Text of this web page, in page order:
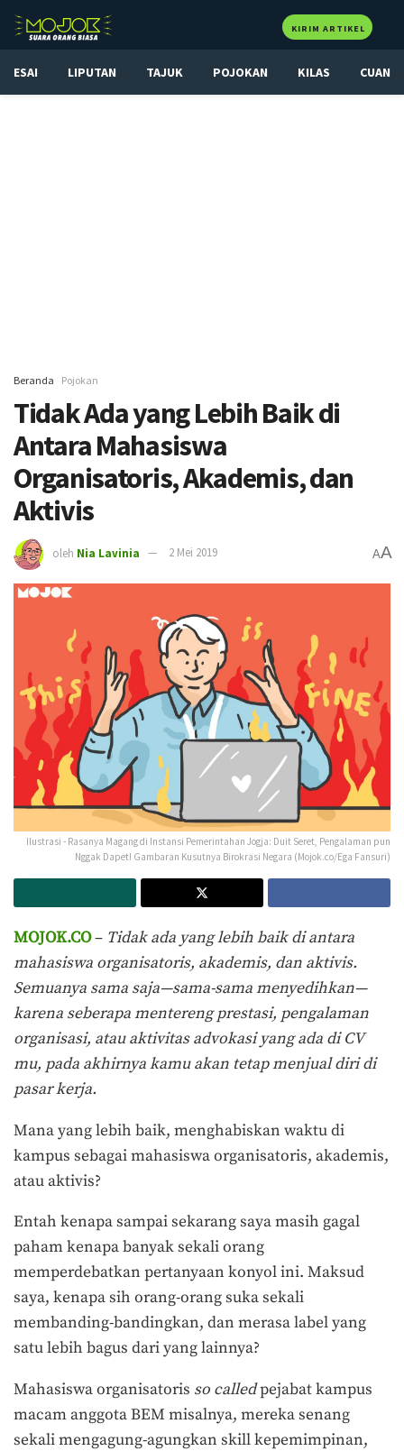
KIRIM ARTIKEL
ESAI LIPUTAN TAJUK POJOKAN KILAS CUAN
Beranda Pojokan
Tidak Ada yang Lebih Baik di
Antara Mahasiswa
Organisatoris, Akademis, dan
Aktivis
oleh Nia Lavinia 2 Mei 2019 AA
Ilustrasi - Rasanya Magang di Instansi Pemerintahan Jogja: Duit Seret, Pengalaman pun
Nggak Dapet! Gambaran Kusutnya Birokrasi Negara (Mojok.co/Ega Fansuri)
MOJOK.CO– Tidak ada yang lebih baik di antara
mahasiswa organisatoris, akademis, dan aktivis.
Semuanya sama saja—sama-sama menyedihkan—
karena seberapa mentereng prestasi, pengalaman
organisasi, atau aktivitas advokasi yang ada di CV
mu, pada akhirnya kamu akan tetap menjual diri di
pasar kerja.
Mana yang lebih baik, menghabiskan waktu di
kampus sebagai mahasiswa organisatoris, akademis,
atau aktivis?
Entah kenapa sampai sekarang saya masih gagal
paham kenapa banyak sekali orang
memperdebatkan pertanyaan konyol ini. Maksud
saya, kenapa sih orang-orang suka sekali
membanding-bandingkan, dan merasa label yang
satu lebih bagus dari yang lainnya?
Mahasiswa organisatoris so calledpejabat kampus
macam anggota BEM misalnya, mereka senang
sekali mengagung-agungkan skill kepemimpinan,